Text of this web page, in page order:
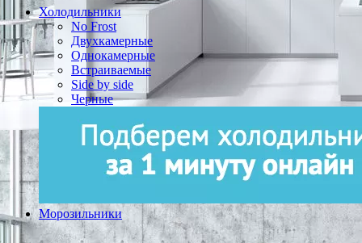
Холодильники
No Frost
Двухкамерные
Однокамерные
Встраиваемые
Side by side
Черные
Морозильники